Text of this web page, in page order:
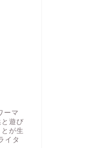
ーマ
遊び
が生
イタ